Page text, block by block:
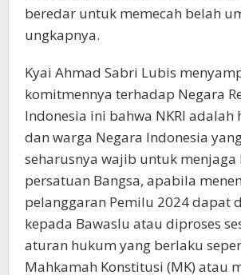
beredar untuk memecah belah
ungkapnya.
Kyai Ahmad Sabri Lubis
komitmennya terhadap Negara
Indonesia ini bahwa NKRI adalah
dan warga Negara Indonesia
seharusnya wajib untuk menjaga
persatuan Bangsa, apabila
pelanggaran Pemilu 2024 dapat
kepada Bawaslu atau diproses
aturan hukum yang berlaku
Mahkamah Konstitusi (MK) atau